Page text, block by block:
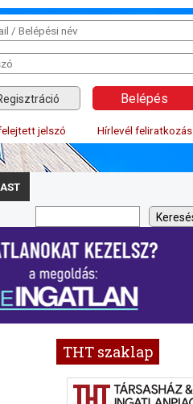
jelszó Hírlevél feliratkozás
THT szaklap